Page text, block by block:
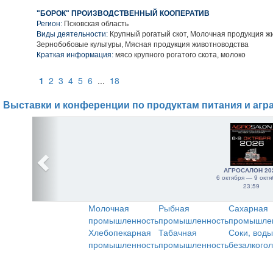
"БОРОК" ПРОИЗВОДСТВЕННЫЙ КООПЕРАТИВ
Регион: Псковская область
Виды деятельности: Крупный рогатый скот, Молочная продукция
Зернобобовые культуры, Мясная продукция животноводства
Краткая информация: мясо крупного рогатого скота, молоко
1 2 3 4 5 6 ... 18
Выставки и конференции по продуктам питания и
АГРОСАЛОН
6 октября — 9
23:59
Молочная
промышленность
Рыбная
промышленность
Сахарная
Хлебопекарная
промышленность
Табачная
промышленность
Соки,